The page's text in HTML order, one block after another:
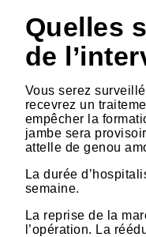
Quelles
de
Vous serez
recevrez un
empêcher la
jambe sera
attelle de genou
La durée
semaine.
La reprise de la
l’opération. La